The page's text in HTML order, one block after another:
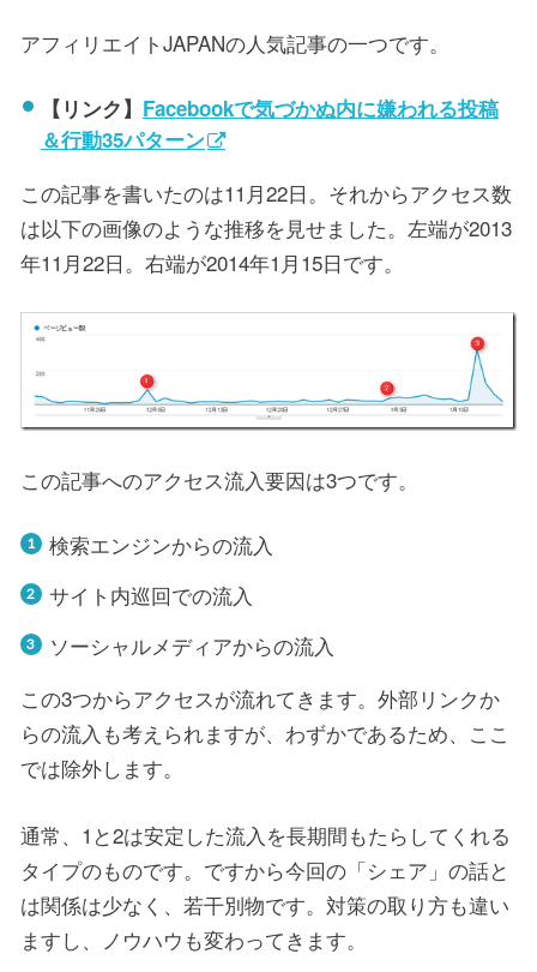
アフィリエイトJAPANの人気記事の一つです。
【リンク】 Facebookで気づかぬ内に嫌われる投稿
＆行動35パターン
この記事を書いたのは11月22日。それからアクセス数
は以下の画像のような推移を見せました。左端が2013
年11月22日。右端が2014年1月15日です。
この記事へのアクセス流入要因は3つです。
検索エンジンからの流入
サイト内巡回での流入
ソーシャルメディアからの流入
この3つからアクセスが流れてきます。外部リンクか
らの流入も考えられますが、わずかであるため、ここ
では除外します。
通常、1と2は安定した流入を長期間もたらしてくれる
タイプのものです。ですから今回の「シェア」の話と
は関係は少なく、若干別物です。対策の取り方も違い
ますし、ノウハウも変わってきます。